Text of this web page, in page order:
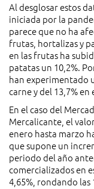
Al desglosar estos
iniciada por la
parece que no ha
frutas, hortalizas y
en las frutas ha
patatas un 10,2%.
han experimentado
carne y del 13,7% en
En el caso del
Mercalicante, el
enero hasta marzo
que supone un
periodo del año
comercializados en
4,65%, rondando